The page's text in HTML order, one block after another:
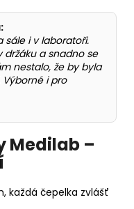
sále i v laboratoři.
držáku a snadno se
nestalo, že by byla
i pro
Medilab –
každá čepelka zvlášť